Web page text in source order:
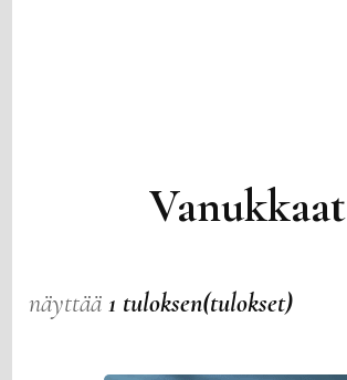
Vanukkaat
näyttää1 tuloksen(tulokset)